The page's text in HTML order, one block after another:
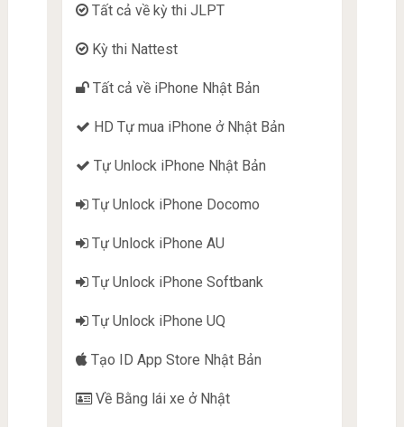
Tất cả về kỳ thi JLPT
Kỳ thi Nattest
Tất cả về iPhone Nhật Bản
HD Tự mua iPhone ở Nhật Bản
Tự Unlock iPhone Nhật Bản
Tự Unlock iPhone Docomo
Tự Unlock iPhone AU
Tự Unlock iPhone Softbank
Tự Unlock iPhone UQ
Tạo ID App Store Nhật Bản
Về Bằng lái xe ở Nhật